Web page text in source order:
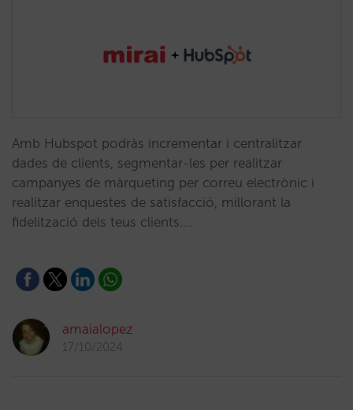
Amb Hubspot podràs incrementar i centralitzar
dades de clients, segmentar-les per realitzar
campanyes de màrqueting per correu electrònic i
realitzar enquestes de satisfacció, millorant la
fidelització dels teus clients.…
amaialopez
17/10/2024